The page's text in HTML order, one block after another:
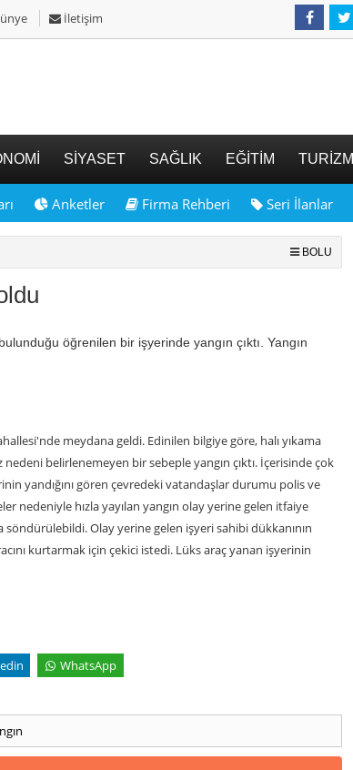
İletişim
SİYASET SAĞLIK EĞİTİM TURİZM
Anketler Firma Rehberi Seri İlanlar
BOLU
öğrenilen bir işyerinde yangın çıktı. Yangın
meydana geldi. Edinilen bilgiye göre, halı yıkama
belirlenemeyen bir sebeple yangın çıktı. İçerisinde çok
yandığını gören çevredeki vatandaşlar durumu polis ve
nedeniyle hızla yayılan yangın olay yerine gelen itfaiye
söndürülebildi. Olay yerine gelen işyeri sahibi dükkanının
kurtarmak için çekici istedi. Lüks araç yanan işyerinin
WhatsApp